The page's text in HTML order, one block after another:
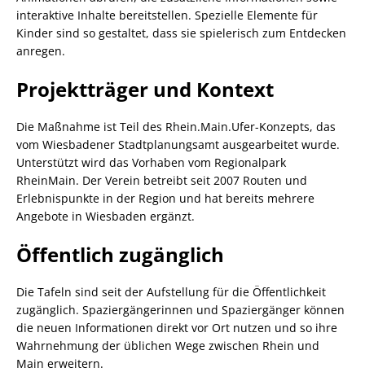
interaktive Inhalte bereitstellen. Spezielle Elemente für
Kinder sind so gestaltet, dass sie spielerisch zum Entdecken
anregen.
Projektträger und Kontext
Die Maßnahme ist Teil des Rhein.Main.Ufer-Konzepts, das
vom Wiesbadener Stadtplanungsamt ausgearbeitet wurde.
Unterstützt wird das Vorhaben vom Regionalpark
RheinMain. Der Verein betreibt seit 2007 Routen und
Erlebnispunkte in der Region und hat bereits mehrere
Angebote in Wiesbaden ergänzt.
Öffentlich zugänglich
Die Tafeln sind seit der Aufstellung für die Öffentlichkeit
zugänglich. Spaziergängerinnen und Spaziergänger können
die neuen Informationen direkt vor Ort nutzen und so ihre
Wahrnehmung der üblichen Wege zwischen Rhein und
Main erweitern.